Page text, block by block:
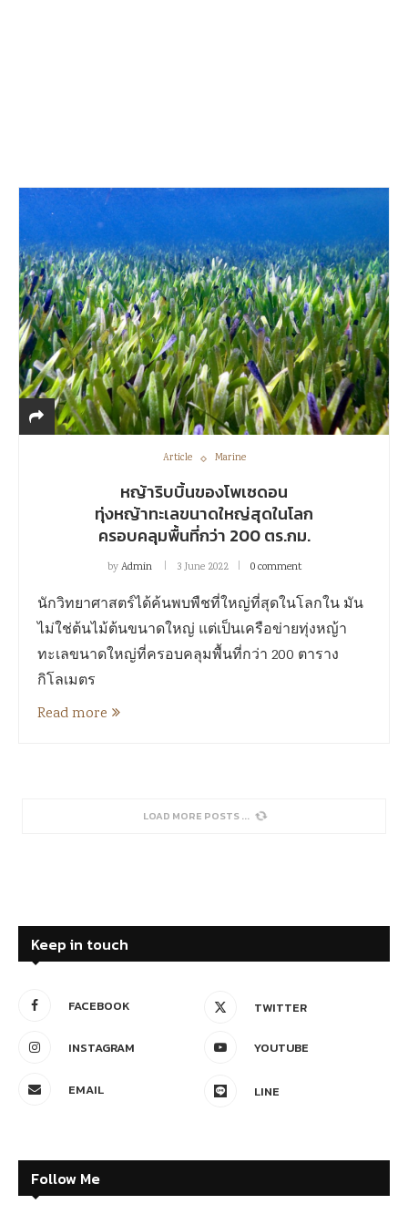
Article Marine
หญ้าริบบิ้นของโพเซดอน
ทุ่งหญ้าทะเลขนาดใหญ่สุดในโลก
ครอบคลุมพื้นที่กว่า 200 ตร.กม.
byAdmin 3 June 2022 0 comment
นักวิทยาศาสตร์ได้ค้นพบพืชที่ใหญ่ที่สุดในโลกใน มัน
ไม่ใช่ต้นไม้ต้นขนาดใหญ่ แต่เป็นเครือข่ายทุ่งหญ้า
ทะเลขนาดใหญ่ที่ครอบคลุมพื้นที่กว่า 200 ตาราง
กิโลเมตร
Read more
SORRY, NO MORE POSTS
Keep in touch
FACEBOOK TWITTER
INSTAGRAM YOUTUBE
EMAIL LINE
Follow Me